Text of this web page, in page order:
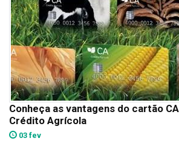
Conheça as vantagens do cartão
Crédito Agrícola
03 fev